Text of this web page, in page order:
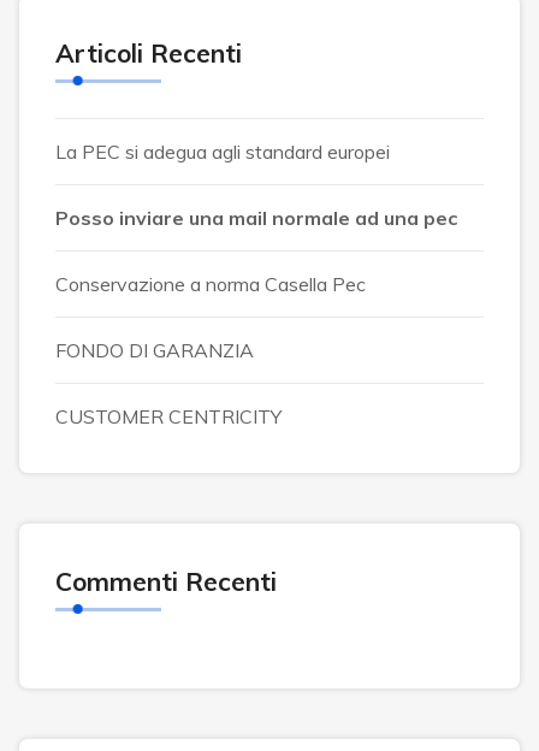
Articoli Recenti
La PEC si adegua agli standard europei
Posso inviare una mail normale ad una pec
Conservazione a norma Casella Pec
FONDO DI GARANZIA
CUSTOMER CENTRICITY
Commenti Recenti